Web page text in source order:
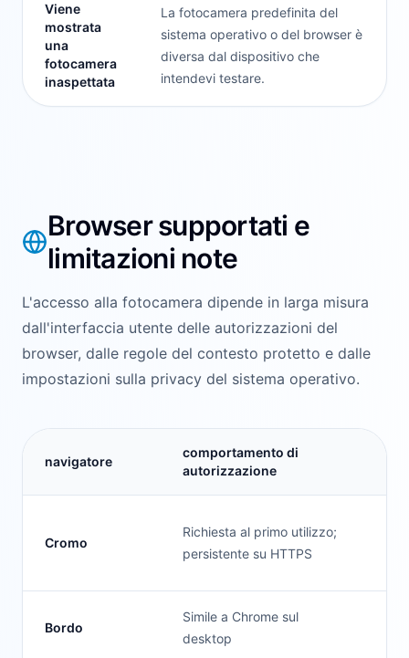
Viene
mostrata
una
fotocamera
inaspettata
La fotocamera predefinita del
sistema operativo o del browser è
diversa dal dispositivo che
intendevi testare.
Browser supportati e
limitazioni note
L'accesso alla fotocamera dipende in larga misura
dall'interfaccia utente delle autorizzazioni del
browser, dalle regole del contesto protetto e dalle
impostazioni sulla privacy del sistema operativo.
navigatore
comportamento di
autorizzazione
Cromo
Richiesta al primo utilizzo;
persistente su HTTPS
Bordo
Simile a Chrome sul
desktop